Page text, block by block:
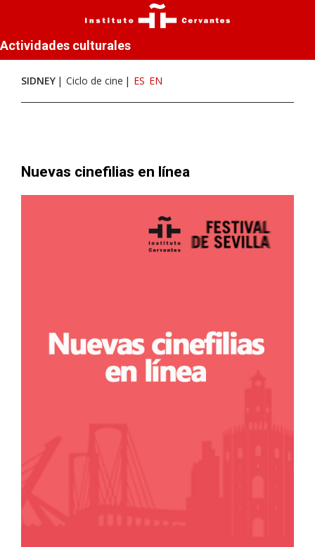
Actividades culturales
SIDNEY Ciclo de cine ES EN
Nuevas cinefilias en línea